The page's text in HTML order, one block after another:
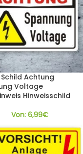
Achtung
Voltage
Hinweisschild
Von: 6,99€